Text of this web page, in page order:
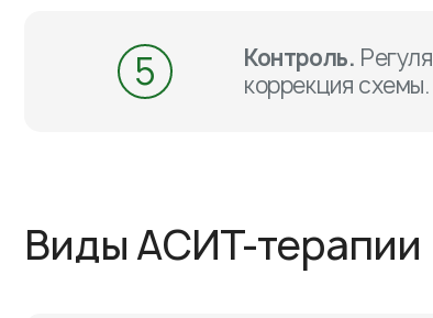
5 Контроль.
коррекция схемы.
Виды АСИТ-терапии